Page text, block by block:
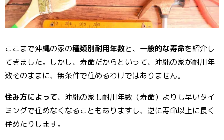
ここまで沖縄の家の種類別耐用年数と、 一般的な寿命を紹介し
てきました。しかし、寿命だからといって、沖縄の家が耐用年
数そのままに、無条件で住めるわけではありません。
住み方によって、沖縄の家も耐用年数（寿命）よりも早いタイ
ミングで住めなくなることもありますし、逆に寿命以上に長く
住めたりします。